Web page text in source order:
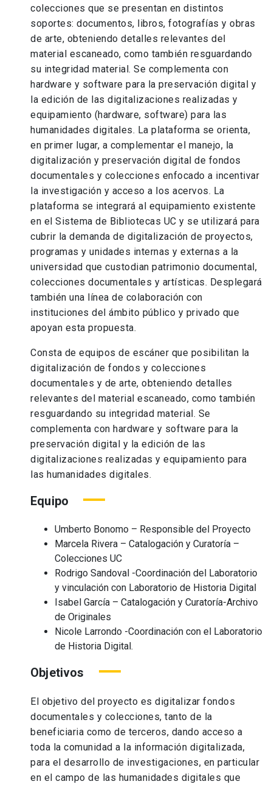
colecciones que se presentan en distintos
soportes: documentos, libros, fotografías y obras
de arte, obteniendo detalles relevantes del
material escaneado, como también resguardando
su integridad material. Se complementa con
hardware y software para la preservación digital y
la edición de las digitalizaciones realizadas y
equipamiento (hardware, software) para las
humanidades digitales. La plataforma se orienta,
en primer lugar, a complementar el manejo, la
digitalización y preservación digital de fondos
documentales y colecciones enfocado a incentivar
la investigación y acceso a los acervos. La
plataforma se integrará al equipamiento existente
en el Sistema de Bibliotecas UC y se utilizará para
cubrir la demanda de digitalización de proyectos,
programas y unidades internas y externas a la
universidad que custodian patrimonio documental,
colecciones documentales y artísticas. Desplegará
también una línea de colaboración con
instituciones del ámbito público y privado que
apoyan esta propuesta.
Consta de equipos de escáner que posibilitan la
digitalización de fondos y colecciones
documentales y de arte, obteniendo detalles
relevantes del material escaneado, como también
resguardando su integridad material. Se
complementa con hardware y software para la
preservación digital y la edición de las
digitalizaciones realizadas y equipamiento para
las humanidades digitales.
Equipo
Umberto Bonomo – Responsible del Proyecto
Marcela Rivera – Catalogación y Curatoría –
Colecciones UC
Rodrigo Sandoval -Coordinación del Laboratorio
y vinculación con Laboratorio de Historia Digital
Isabel García – Catalogación y Curatoría-Archivo
de Originales
Nicole Larrondo -Coordinación con el Laboratorio
de Historia Digital.
Objetivos
El objetivo del proyecto es digitalizar fondos
documentales y colecciones, tanto de la
beneficiaria como de terceros, dando acceso a
toda la comunidad a la información digitalizada,
para el desarrollo de investigaciones, en particular
en el campo de las humanidades digitales que